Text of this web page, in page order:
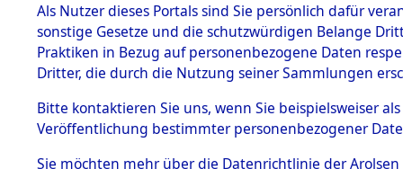
1.2.9.1
Effekten aus
dem KZ
Dachau
Effekten aus
dem KZ
Dachau,
Landesentsch
STRYKOWSKI,
geb. 27. April 1908
Land
Polen
Weitere Angaben
22.2.2022: Die
Als Nutzer dieses Portals sind Sie persönlich dafür
sonstige Gesetze und die schutzwürdigen Belange
Praktiken in Bezug auf personenbezogene Daten
Dritter, die durch die Nutzung seiner Sammlungen
Bitte kontaktieren Sie uns, wenn Sie beispielsweiser
Veröffentlichung bestimmter personenbezogener
Sie möchten mehr über die Datenrichtlinie der Arolsen